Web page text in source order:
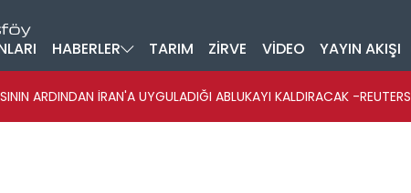
HABERLER TARIM ZİRVE VİDEO YAYIN AKIŞI
ARDINDAN İRAN'A UYGULADIĞI ABLUKAYI KALDIRACAK -REUTERS